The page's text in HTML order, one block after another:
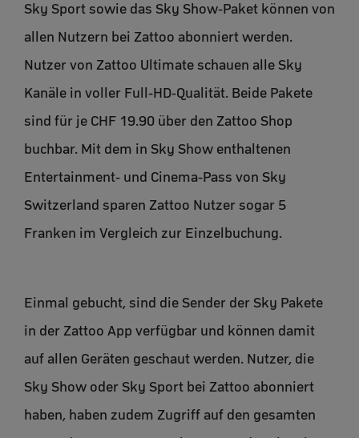
Sky Sport sowie das Sky Show-Paket können von
allen Nutzern bei Zattoo abonniert werden.
Nutzer von Zattoo Ultimate schauen alle Sky
Kanäle in voller Full-HD-Qualität. Beide Pakete
sind für je CHF 19.90 über den Zattoo Shop
buchbar. Mit dem in Sky Show enthaltenen
Entertainment- und Cinema-Pass von Sky
Switzerland sparen Zattoo Nutzer sogar 5
Franken im Vergleich zur Einzelbuchung.
Einmal gebucht, sind die Sender der Sky Pakete
in der Zattoo App verfügbar und können damit
auf allen Geräten geschaut werden. Nutzer, die
Sky Show oder Sky Sport bei Zattoo abonniert
haben, haben zudem Zugriff auf den gesamten